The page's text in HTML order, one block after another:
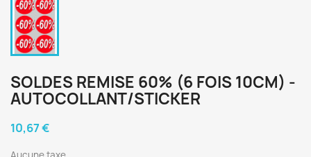
SOLDES REMISE 60% (6 FOIS 10CM) -
AUTOCOLLANT/STICKER
10,67 €